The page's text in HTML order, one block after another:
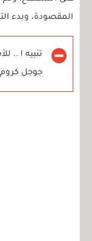
المقصودة، وبدء
تنبيه ! ..
جوجل